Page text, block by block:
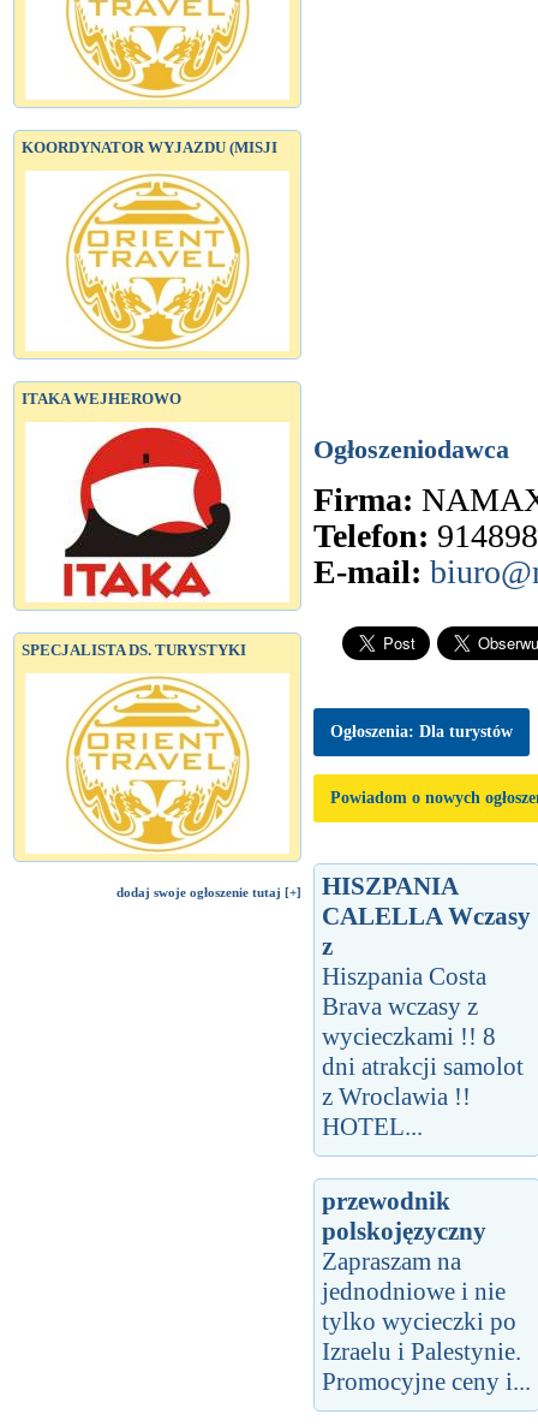
KOORDYNATOR WYJAZDU (MISJI
ITAKA WEJHEROWO
SPECJALISTA DS. TURYSTYKI
dodaj swoje ogłoszenie tutaj [+]
Ogłoszeniodawca
Firma:
Telefon:
E-mail:
Ogłoszenia: Dla turystów
Powiadom o nowych
HISZPANIA
CALELLA Wczasy
z
Hiszpania Costa
Brava wczasy z
wycieczkami !! 8
dni atrakcji samolot
z Wroclawia !!
HOTEL...
przewodnik
polskojęzyczny
Zapraszam na
jednodniowe i nie
tylko wycieczki po
Izraelu i Palestynie.
Promocyjne ceny i...